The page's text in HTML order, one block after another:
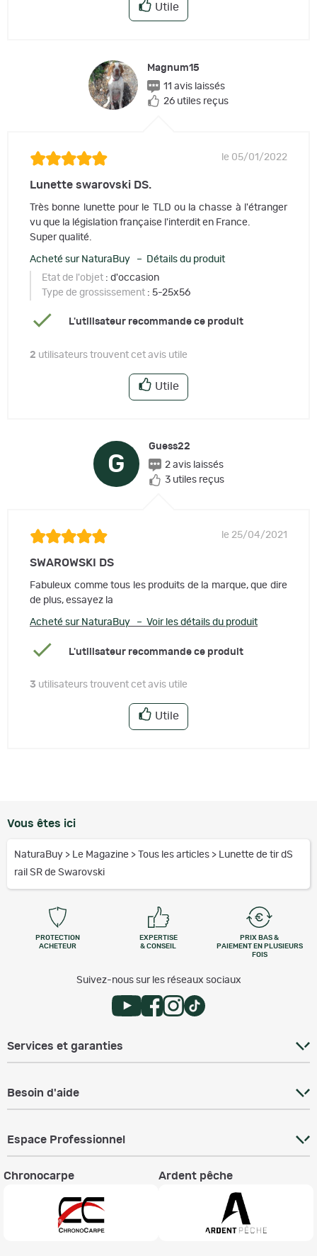
Utile
Magnum15
11 avis laissés
26 utiles reçus
le 05/01/2022
Lunette swarovski DS.
Très bonne lunette pour le TLD ou la chasse à l'étranger
vu que la législation française l'interdit en France.
Super qualité.
Acheté sur NaturaBuy – Détails du produit
Etat de l'objet : d'occasion
Type de grossissement : 5-25x56
L'utilisateur recommande ce produit
2 utilisateurs trouvent cet avis utile
Utile
G
Guess22
2 avis laissés
3 utiles reçus
le 25/04/2021
SWAROWSKI DS
Fabuleux comme tous les produits de la marque, que dire
de plus, essayez la
Acheté sur NaturaBuy – Voir les détails du produit
L'utilisateur recommande ce produit
3 utilisateurs trouvent cet avis utile
Utile
Vous êtes ici
NaturaBuy > Le Magazine > Tous les articles > Lunette de tir dS
rail SR de Swarovski
PROTECTION
ACHETEUR
EXPERTISE
& CONSEIL
PRIX BAS &
PAIEMENT EN PLUSIEURS
FOIS
Suivez-nous sur les réseaux sociaux
Services et garanties
Besoin d'aide
Espace Professionnel
Chronocarpe Ardent pêche